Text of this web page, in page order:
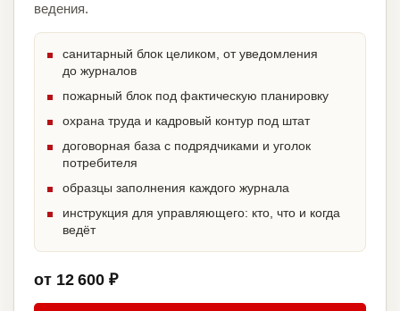
ведения.
санитарный блок целиком, от уведомления
до журналов
пожарный блок под фактическую планировку
охрана труда и кадровый контур под штат
договорная база с подрядчиками и уголок
потребителя
образцы заполнения каждого журнала
инструкция для управляющего: кто, что и когда
ведёт
от 12 600 ₽